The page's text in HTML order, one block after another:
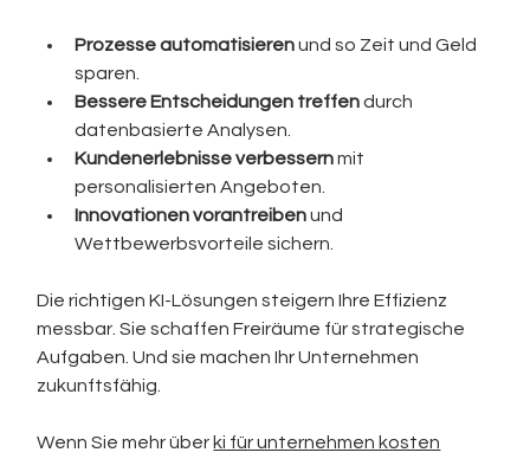
Prozesse automatisieren und so Zeit und Geld
sparen.
Bessere Entscheidungen treffen durch
datenbasierte Analysen.
Kundenerlebnisse verbessern mit
personalisierten Angeboten.
Innovationen vorantreiben und
Wettbewerbsvorteile sichern.
Die richtigen KI-Lösungen steigern Ihre Effizienz
messbar. Sie schaffen Freiräume für strategische
Aufgaben. Und sie machen Ihr Unternehmen
zukunftsfähig.
Wenn Sie mehr über ki für unternehmen kosten